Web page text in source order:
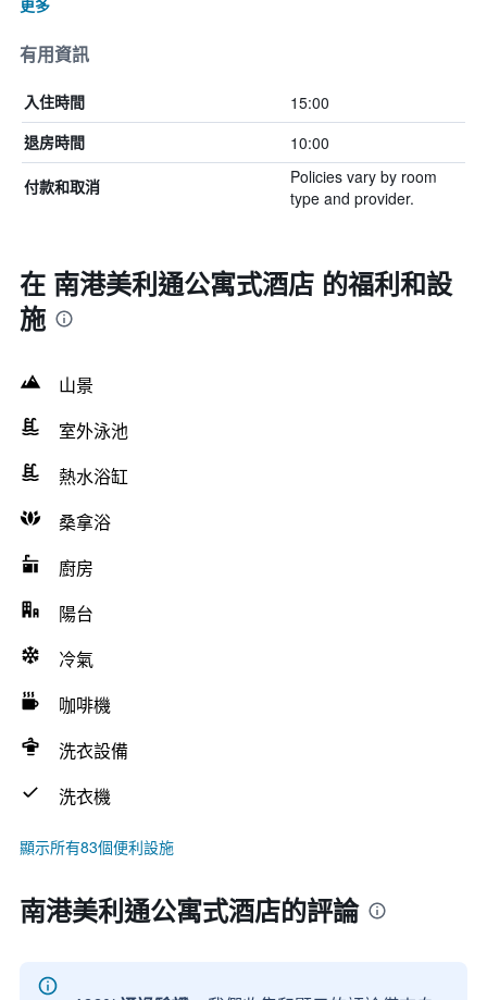
更多
有用資訊
入住時間 15:00
退房時間 10:00
付款和取消
Policies vary by room
type and provider.
在 南港美利通公寓式酒店 的福利和設
施
山景
室外泳池
熱水浴缸
桑拿浴
廚房
陽台
冷氣
咖啡機
洗衣設備
洗衣機
顯示所有83個便利設施
南港美利通公寓式酒店的評論